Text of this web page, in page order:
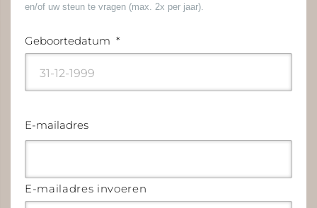
en/of uw steun te vragen (max. 2x per jaar).
Geboortedatum *
MM
E-mailadres
E-mailadres invoeren